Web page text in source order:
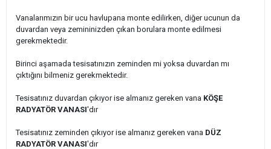
Vanalarımızın bir ucu havlupana monte edilirken, diğer ucunun da
duvardan veya zemininizden çıkan borulara monte edilmesi
gerekmektedir.
Birinci aşamada tesisatınızın zeminden mi yoksa duvardan mı
çıktığını bilmeniz gerekmektedir.
Tesisatınız duvardan çıkıyor ise almanız gereken vana KÖŞE
RADYATÖR VANASI'dır
Tesisatınız zeminden çıkıyor ise almanız gereken vana DÜZ
RADYATÖR VANASI'dır